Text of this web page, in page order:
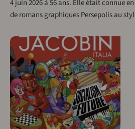
4 juin 2026 à 56 ans. Elle était connue
de romans graphiques Persepolis au